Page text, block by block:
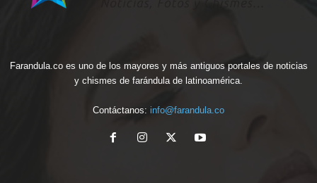
Farandula.co es uno de los mayores y más antiguos portales de noticias
y chismes de farándula de latinoamérica.
Contáctanos: info@farandula.co